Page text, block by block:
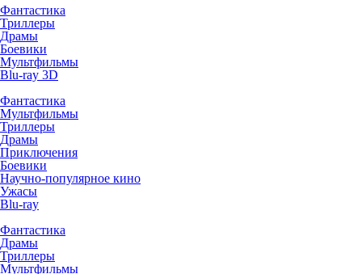
Фантастика
Триллеры
Драмы
Боевики
Мультфильмы
Blu-ray 3D
Фантастика
Мультфильмы
Триллеры
Драмы
Приключения
Боевики
Научно-популярное кино
Ужасы
Blu-ray
Фантастика
Драмы
Триллеры
Мультфильмы